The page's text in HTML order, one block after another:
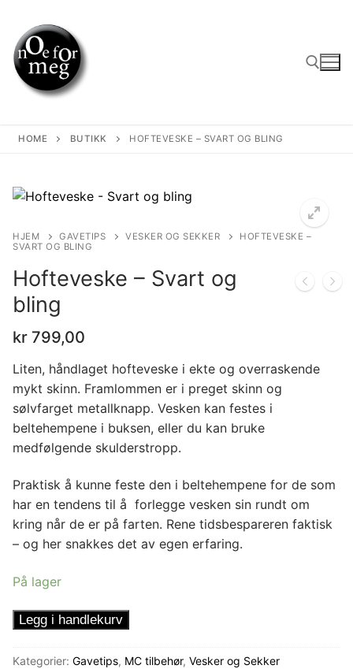
content
HOME BUTIKK HOFTEVESKE – SVART OG BLING
HJEM GAVETIPS VESKER OG SEKKER
HOFTEVESKE –
SVART OG BLING
Hofteveske – Svart og
bling
kr 799,00
Liten, håndlaget hofteveske i ekte og overraskende
mykt skinn. Framlommen er i preget skinn og
sølvfarget metallknapp. Vesken kan festes i
beltehempene i buksen, eller du kan bruke
medfølgende skulderstropp.
Praktisk å kunne feste den i beltehempene for de som
har en tendens til å forlegge vesken sin rundt om
kring når de er på farten. Rene tidsbespareren faktisk
– og her snakkes det av egen erfaring.
På lager
Hofteveske
Svart
Legg i handlekurv
Kategorier: Gavetips, MC tilbehør, Vesker og Sekker